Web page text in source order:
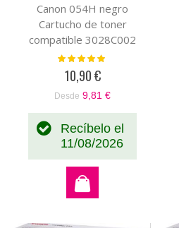
Canon 054H negro
Cartucho de toner
compatible 3028C002
Valoración:
10,90 €
Desde 9,81 €
Recíbelo el
11/08/2026